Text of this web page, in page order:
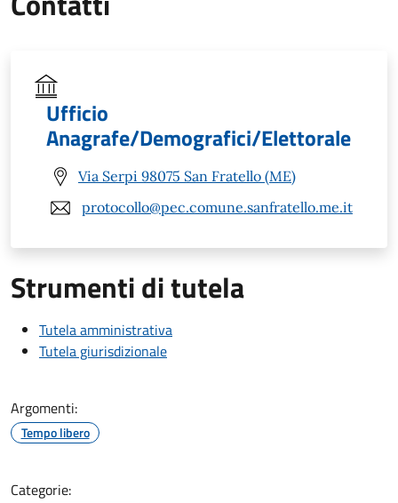
Ufficio
Anagrafe/Demografici/Elettorale
Via Serpi 98075 San Fratello (ME)
protocollo@pec.comune.sanfratello.me.it
Strumenti di tutela
Tutela amministrativa
Tutela giurisdizionale
Argomenti:
Tempo libero
Categorie: